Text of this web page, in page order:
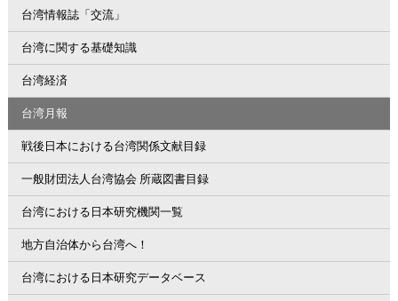
台湾情報誌「交流」
台湾に関する基礎知識
台湾経済
台湾月報
戦後日本における台湾関係文献目録
一般財団法人台湾協会 所蔵図書目録
台湾における日本研究機関一覧
地方自治体から台湾へ！
台湾における日本研究データベース